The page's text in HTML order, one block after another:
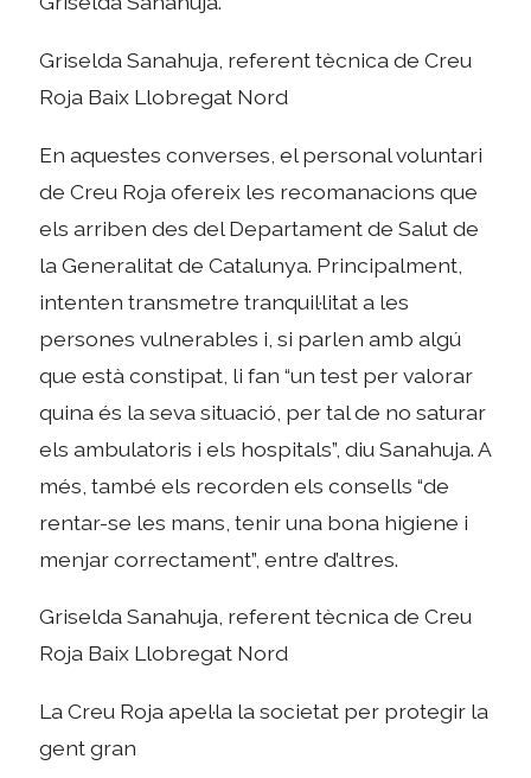
Griselda Sanahuja, referent tècnica de Creu
Roja Baix Llobregat Nord
En aquestes converses, el personal voluntari
de Creu Roja ofereix les recomanacions que
els arriben des del Departament de Salut de
la Generalitat de Catalunya. Principalment,
intenten transmetre tranquil·litat a les
persones vulnerables i, si parlen amb algú
que està constipat, li fan “un test per valorar
quina és la seva situació, per tal de no saturar
els ambulatoris i els hospitals”, diu Sanahuja. A
més, també els recorden els consells “de
rentar-se les mans, tenir una bona higiene i
menjar correctament”, entre d’altres.
Griselda Sanahuja, referent tècnica de Creu
Roja Baix Llobregat Nord
La Creu Roja apel·la la societat per protegir la
gent gran